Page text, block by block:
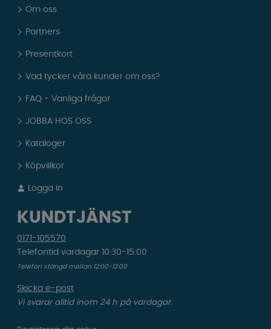
Om oss
Partners
Presentkort
Vad tycker våra kunder om oss?
FAQ - Vanliga frågor
JOBBA HOS OSS
Kataloger
Köpvillkor
Logga in
KUNDTJÄNST
0171-105570
Telefontid vardagar 10:30-15:00
Telefon stängd mellan 12:00-13:00
Skicka e-post
Vi svarar alltid inom 24 h på vardagar.